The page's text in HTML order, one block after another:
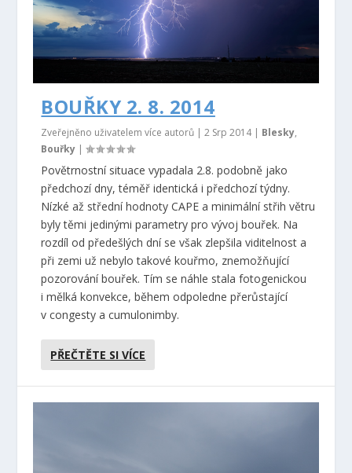
BOUŘKY 2. 8. 2014
Zveřejněno uživatelem více autorů |2 Srp 2014| Blesky,
Bouřky |
Povětrnostní situace vypadala 2.8. podobně jako
předchozí dny, téměř identická i předchozí týdny.
Nízké až střední hodnoty CAPE a minimální střih větru
byly těmi jedinými parametry pro vývoj bouřek. Na
rozdíl od předešlých dní se však zlepšila viditelnost a
při zemi už nebylo takové kouřmo, znemožňující
pozorování bouřek. Tím se náhle stala fotogenickou
i mělká konvekce, během odpoledne přerůstající
v congesty a cumulonimby.
PŘEČTĚTE SI VÍCE